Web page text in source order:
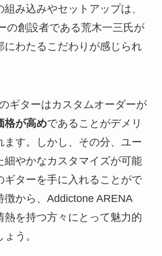
み込みやセットアップは、
の創設者である荒木一三氏が
にわたるこだわりが感じられ
ギターはカスタムオーダーが
格が高めであることがデメリ
ます。しかし、その分、ユー
細やかなカスタマイズが可能
ギターを手に入れることがで
徴から、Addictone ARENA
熱を持つ方々にとって魅力的
う。